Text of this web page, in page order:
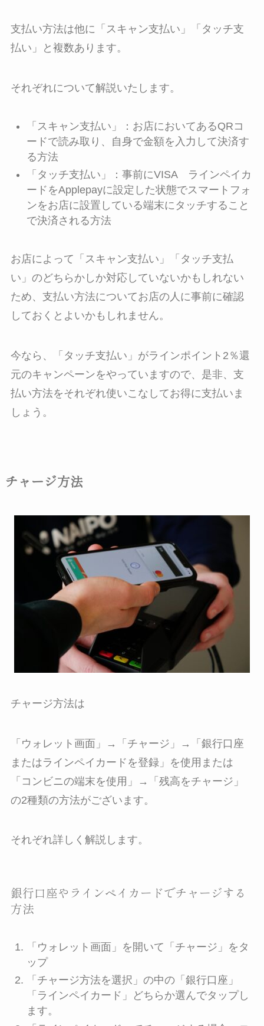
支払い方法は他に「スキャン支払い」「タッチ支
払い」と複数あります。
それぞれについて解説いたします。
「スキャン支払い」：お店においてあるQRコ
ードで読み取り、自身で金額を入力して決済す
る方法
「タッチ支払い」：事前にVISA ラインペイカ
ードをApplepayに設定した状態でスマートフォ
ンをお店に設置している端末にタッチすること
で決済される方法
お店によって「スキャン支払い」「タッチ支払
い」のどちらかしか対応していないかもしれない
ため、支払い方法についてお店の人に事前に確認
しておくとよいかもしれません。
今なら、「タッチ支払い」がラインポイント2％還
元のキャンペーンをやっていますので、是非、支
払い方法をそれぞれ使いこなしてお得に支払いま
しょう。
チャージ方法
チャージ方法は
「ウォレット画面」→「チャージ」→「銀行口座
またはラインペイカードを登録」を使用または
「コンビニの端末を使用」→「残高をチャージ」
の2種類の方法がございます。
それぞれ詳しく解説します。
銀行口座やラインペイカードでチャージする
方法
「ウォレット画面」を開いて「チャージ」をタ
ップ
「チャージ方法を選択」の中の「銀行口座」
「ラインペイカード」どちらか選んでタップし
ます。